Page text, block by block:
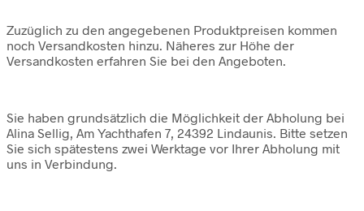
Zuzüglich zu den angegebenen Produktpreisen kommen
noch Versandkosten hinzu. Näheres zur Höhe der
Versandkosten erfahren Sie bei den Angeboten.
Sie haben grundsätzlich die Möglichkeit der Abholung bei
Alina Sellig, Am Yachthafen 7, 24392 Lindaunis. Bitte setzen
Sie sich spätestens zwei Werktage vor Ihrer Abholung mit
uns in Verbindung.